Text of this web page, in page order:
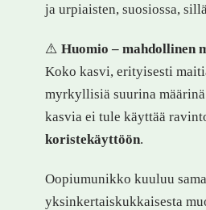
ja urpiaisten, suosiossa,
⚠️ Huomio – mahdollinen
Koko kasvi, erityisesti
myrkyllisiä suurina
kasvia ei tule käyttää
koristekäyttöön.
Oopiumunikko kuuluu
yksinkertaiskukkaisesta